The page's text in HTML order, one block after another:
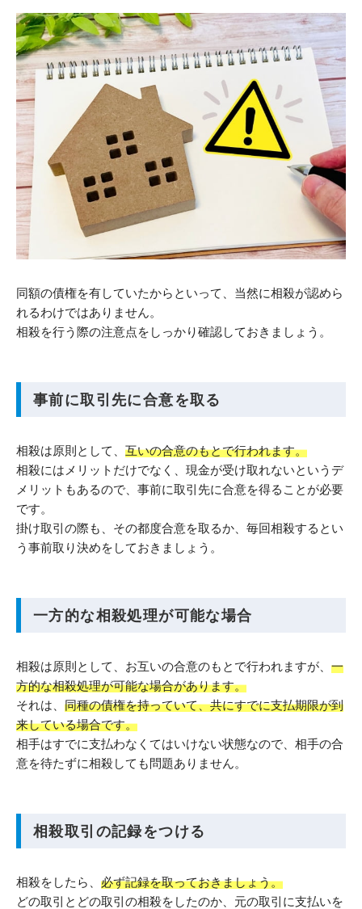
同額の債権を有していたからといって、当然に相殺が認めら
れるわけではありません。
相殺を行う際の注意点をしっかり確認しておきましょう。
事前に取引先に合意を取る
相殺は原則として、 互いの合意のもとで行われます。
相殺にはメリットだけでなく、現金が受け取れないというデ
メリットもあるので、事前に取引先に合意を得ることが必要
です。
掛け取引の際も、その都度合意を取るか、毎回相殺するとい
う事前取り決めをしておきましょう。
一方的な相殺処理が可能な場合
相殺は原則として、お互いの合意のもとで行われますが、 一
方的な相殺処理が可能な場合があります。
それは、 同種の債権を持っていて、共にすでに支払期限が到
来している場合です。
相手はすでに支払わなくてはいけない状態なので、相手の合
意を待たずに相殺しても問題ありません。
相殺取引の記録をつける
相殺をしたら、 必ず記録を取っておきましょう。
どの取引とどの取引の相殺をしたのか、元の取引に支払いを